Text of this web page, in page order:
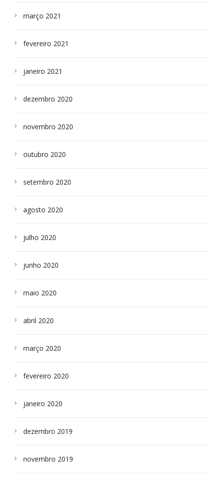
março 2021
fevereiro 2021
janeiro 2021
dezembro 2020
novembro 2020
outubro 2020
setembro 2020
agosto 2020
julho 2020
junho 2020
maio 2020
abril 2020
março 2020
fevereiro 2020
janeiro 2020
dezembro 2019
novembro 2019